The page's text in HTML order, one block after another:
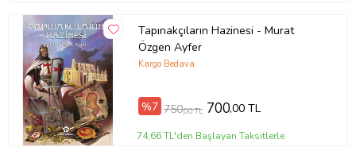
Tapınakçıların Hazinesi - Murat
Özgen Ayfer
Kargo Bedava
%7 750,00 TL 700,00 TL
74,66 TL'den Başlayan Taksitlerle